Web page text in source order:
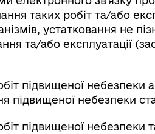
таких робіт та/або
устатковання не
та/або експлуатації
підвищеної небезпеки
підвищеної небезпеки
підвищеної небезпеки